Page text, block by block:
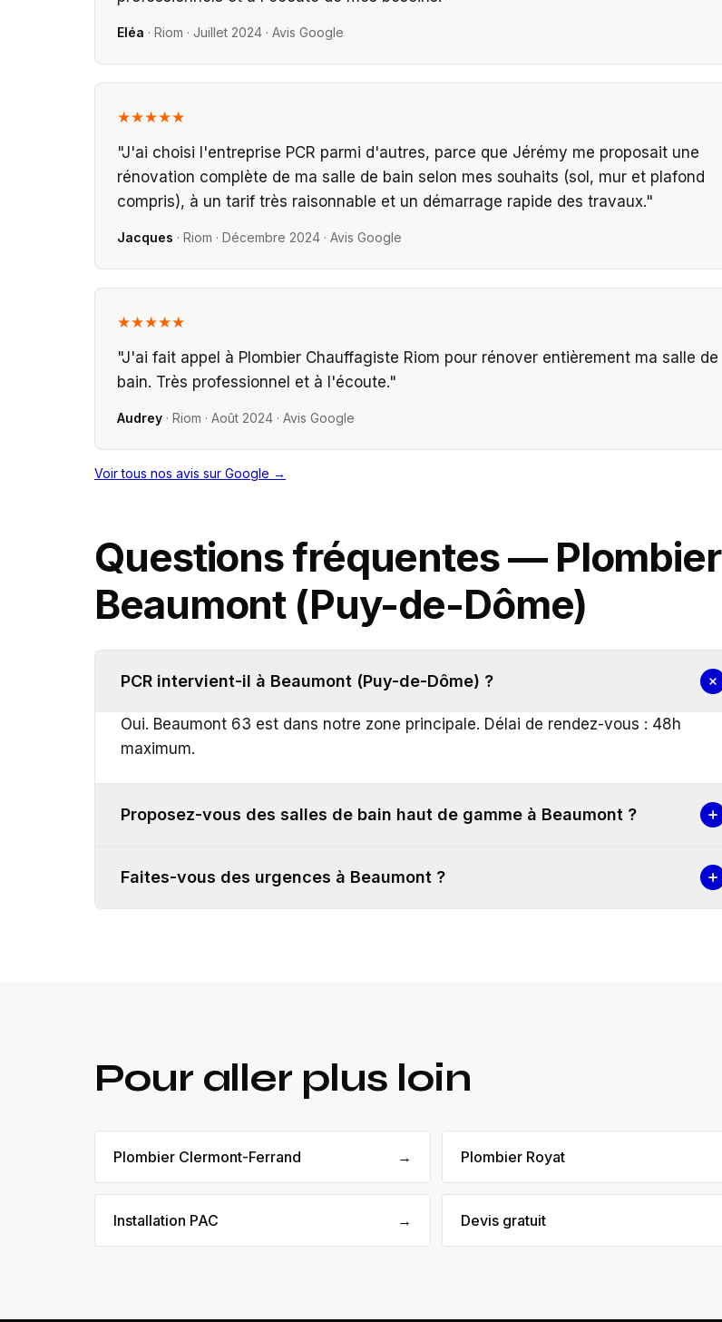
Eléa · Riom · Juillet 2024 · Avis Google
★★★★★
"J'ai choisi l'entreprise PCR parmi d'autres, parce que Jérémy me proposait une
rénovation complète de ma salle de bain selon mes souhaits (sol, mur et plafond
compris), à un tarif très raisonnable et un démarrage rapide des travaux."
Jacques · Riom · Décembre 2024 · Avis Google
★★★★★
"J'ai fait appel à Plombier Chauffagiste Riom pour rénover entièrement ma salle de
bain. Très professionnel et à l'écoute."
Audrey · Riom · Août 2024 · Avis Google
Voir tous nos avis sur Google →
Questions fréquentes — Plombier
Beaumont (Puy-de-Dôme)
PCR intervient-il à Beaumont (Puy-de-Dôme) ?
Oui. Beaumont 63 est dans notre zone principale. Délai de rendez-vous : 48h
maximum.
Proposez-vous des salles de bain haut de gamme à Beaumont ?
Faites-vous des urgences à Beaumont ?
Pour aller plus loin
Plombier Clermont-Ferrand → Plombier Royat
Installation PAC → Devis gratuit